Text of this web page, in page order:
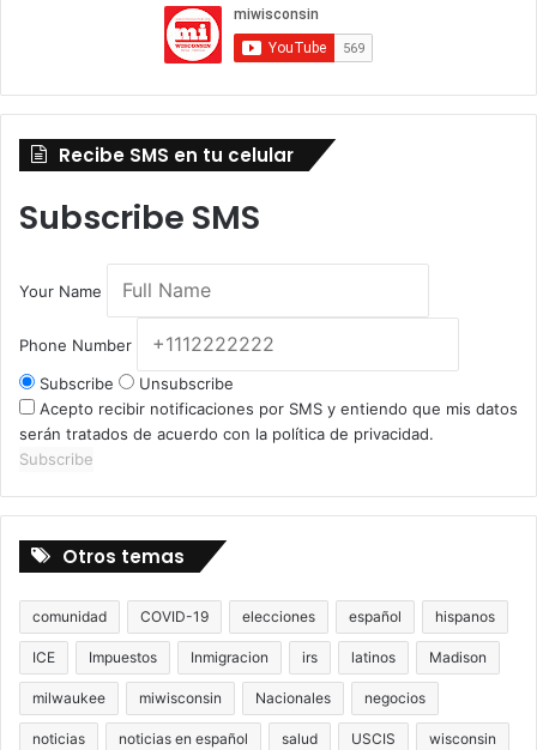
Recibe SMS en tu celular
Subscribe SMS
Your Name
Phone Number
Subscribe
Unsubscribe
Acepto recibir notificaciones por SMS y entiendo que mis datos
serán tratados de acuerdo con la política de privacidad.
Subscribe
Otros temas
comunidad COVID-19 elecciones español hispanos
ICE Impuestos Inmigracion irs latinos Madison
milwaukee miwisconsin Nacionales negocios
noticias noticias en español salud USCIS wisconsin